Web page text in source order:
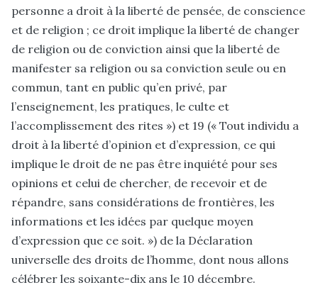
personne a droit à la liberté de pensée, de conscience
et de religion ; ce droit implique la liberté de changer
de religion ou de conviction ainsi que la liberté de
manifester sa religion ou sa conviction seule ou en
commun, tant en public qu’en privé, par
l’enseignement, les pratiques, le culte et
l’accomplissement des rites ») et 19 (« Tout individu a
droit à la liberté d’opinion et d’expression, ce qui
implique le droit de ne pas être inquiété pour ses
opinions et celui de chercher, de recevoir et de
répandre, sans considérations de frontières, les
informations et les idées par quelque moyen
d’expression que ce soit. ») de la Déclaration
universelle des droits de l’homme, dont nous allons
célébrer les soixante-dix ans le 10 décembre.